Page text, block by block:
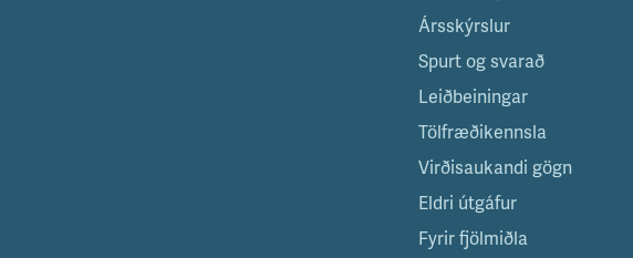
Ársskýrslur
Spurt og svarað
Leiðbeiningar
Tölfræðikennsla
Virðisaukandi gögn
Eldri útgáfur
Fyrir fjölmiðla